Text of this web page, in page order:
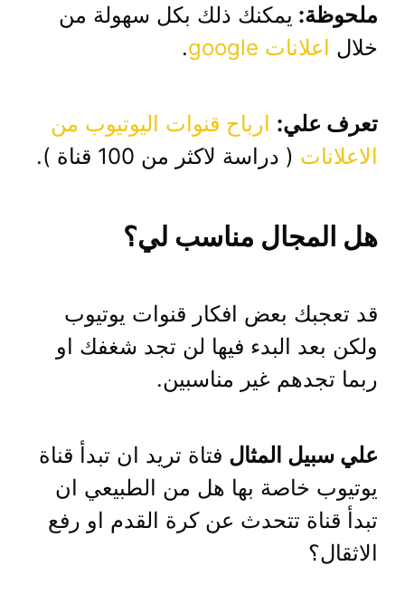
ملحوظة: يمكنك ذلك بكل سهولة من
خلال اعلانات google .
تعرف علي: ارباح قنوات اليوتيوب من
الاعلانات ( دراسة لاكثر من 100 قناة ).
هل المجال مناسب لي؟
قد تعجبك بعض افكار قنوات يوتيوب
ولكن بعد البدء فيها لن تجد شغفك او
ربما تجدهم غير مناسبين.
علي سبيل المثال فتاة تريد ان تبدأ قناة
يوتيوب خاصة بها هل من الطبيعي ان
تبدأ قناة تتحدث عن كرة القدم او رفع
الاثقال؟